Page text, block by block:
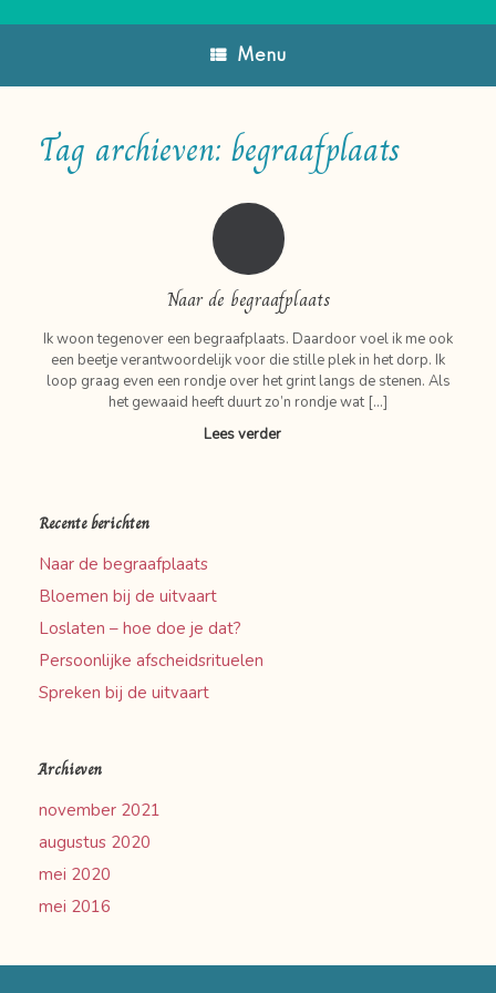
Menu
Tag archieven: begraafplaats
Naar de begraafplaats
Ik woon tegenover een begraafplaats. Daardoor voel ik me ook
een beetje verantwoordelijk voor die stille plek in het dorp. Ik
loop graag even een rondje over het grint langs de stenen. Als
het gewaaid heeft duurt zo’n rondje wat […]
Lees verder
Recente berichten
Naar de begraafplaats
Bloemen bij de uitvaart
Loslaten – hoe doe je dat?
Persoonlijke afscheidsrituelen
Spreken bij de uitvaart
Archieven
november 2021
augustus 2020
mei 2020
mei 2016